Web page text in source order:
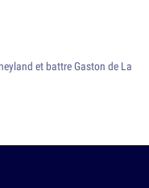
et battre Gaston de La